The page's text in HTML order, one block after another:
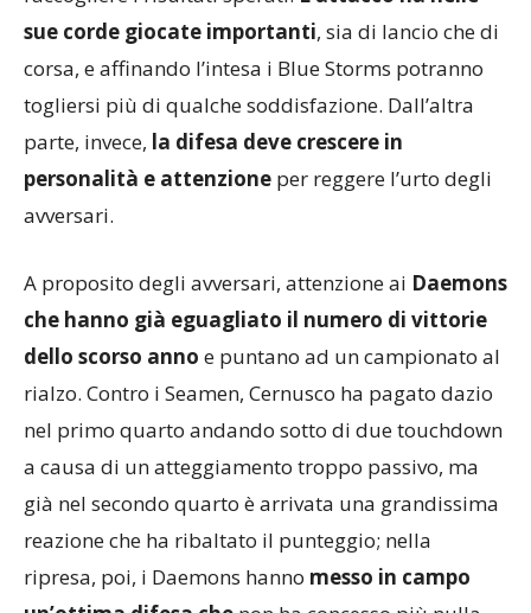
raccogliere i risultati sperati.
sue corde giocate importanti
corsa, e affinando l’intesa i Blue Storms potranno
togliersi più di qualche soddisfazione. Dall’altra
parte, invece,
personalità e attenzione per reggere l’urto degli
A proposito degli avversari, attenzione ai
che hanno già eguagliato il numero di vittorie
e puntano ad un campionato al
rialzo. Contro i Seamen, Cernusco ha pagato dazio
nel primo quarto andando sotto di due touchdown
a causa di un atteggiamento troppo passivo, ma
già nel secondo quarto è arrivata una grandissima
reazione che ha ribaltato il punteggio; nella
ripresa, poi, i Daemons hanno
messo in campo